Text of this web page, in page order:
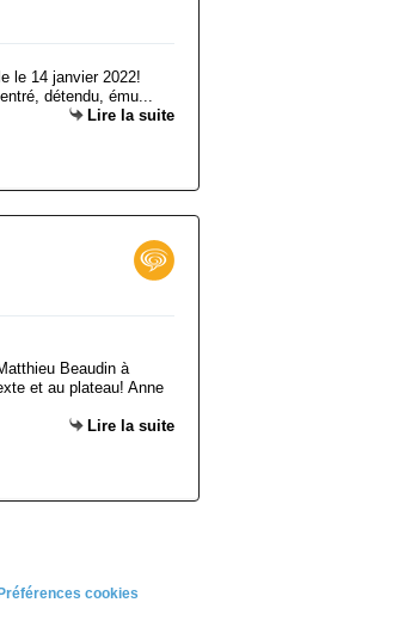
détendu, ému...
Lire la suite
Beaudin à
et au plateau! Anne
Lire la suite
Préférences cookies